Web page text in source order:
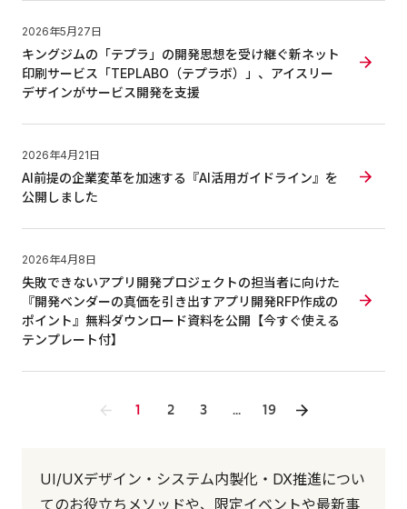
2026年5月27日
キングジムの「テプラ」の開発思想を受け継ぐ新ネット
印刷サービス「TEPLABO（テプラボ）」、アイスリー
デザインがサービス開発を支援
2026年4月21日
AI前提の企業変革を加速する『AI活用ガイドライン』を
公開しました
2026年4月8日
失敗できないアプリ開発プロジェクトの担当者に向けた
『開発ベンダーの真価を引き出すアプリ開発RFP作成の
ポイント』無料ダウンロード資料を公開【今すぐ使える
テンプレート付】
1 2 3 ... 19
UI/UXデザイン・システム内製化・DX推進につい
てのお役立ちメソッドや、限定イベントや最新事